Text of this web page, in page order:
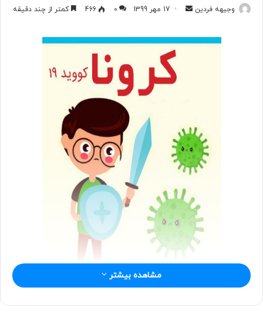
وجیهه فردین
س
م
ی
ل
17 مهر 1399 0
466 کمتر از چند دقیقه
راه های مقابله با کرونا
مشاهده بیشتر